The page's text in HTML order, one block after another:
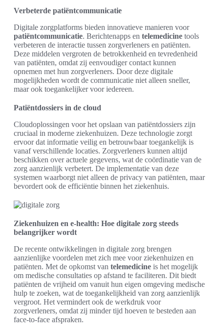
Verbeterde patiëntcommunicatie
Digitale zorgplatforms bieden innovatieve manieren voor
patiëntcommunicatie. Berichtenapps en telemedicine tools
verbeteren de interactie tussen zorgverleners en patiënten.
Deze middelen vergroten de betrokkenheid en tevredenheid
van patiënten, omdat zij eenvoudiger contact kunnen
opnemen met hun zorgverleners. Door deze digitale
mogelijkheden wordt de communicatie niet alleen sneller,
maar ook toegankelijker voor iedereen.
Patiëntdossiers in de cloud
Cloudoplossingen voor het opslaan van patiëntdossiers zijn
cruciaal in moderne ziekenhuizen. Deze technologie zorgt
ervoor dat informatie veilig en betrouwbaar toegankelijk is
vanaf verschillende locaties. Zorgverleners kunnen altijd
beschikken over actuele gegevens, wat de coördinatie van de
zorg aanzienlijk verbetert. De implementatie van deze
systemen waarborgt niet alleen de privacy van patiënten, maar
bevordert ook de efficiëntie binnen het ziekenhuis.
Ziekenhuizen en e-health: Hoe digitale zorg steeds
belangrijker wordt
De recente ontwikkelingen in digitale zorg brengen
aanzienlijke voordelen met zich mee voor ziekenhuizen en
patiënten. Met de opkomst van telemedicine is het mogelijk
om medische consultaties op afstand te faciliteren. Dit biedt
patiënten de vrijheid om vanuit hun eigen omgeving medische
hulp te zoeken, wat de toegankelijkheid van zorg aanzienlijk
vergroot. Het vermindert ook de werkdruk voor
zorgverleners, omdat zij minder tijd hoeven te besteden aan
face-to-face afspraken.